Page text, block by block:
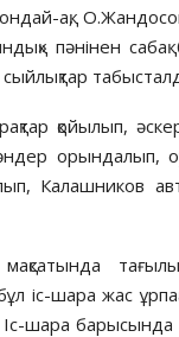
ақ,
пәнінен
қойылып,
орындалып,
Калашников
іс-шара жас
Іс-шара